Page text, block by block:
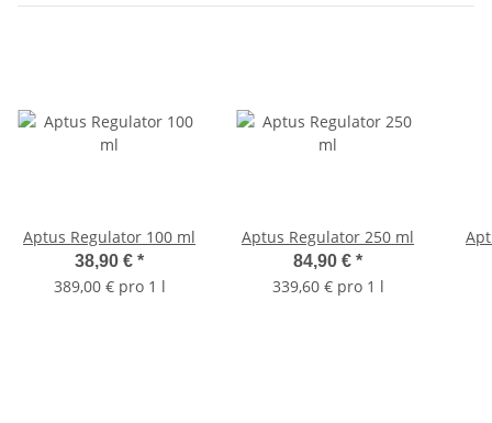
Aptus Regulator 100 ml
38,90 € *
389,00 € pro 1 l
Aptus Regulator 250 ml
84,90 € *
339,60 € pro 1 l